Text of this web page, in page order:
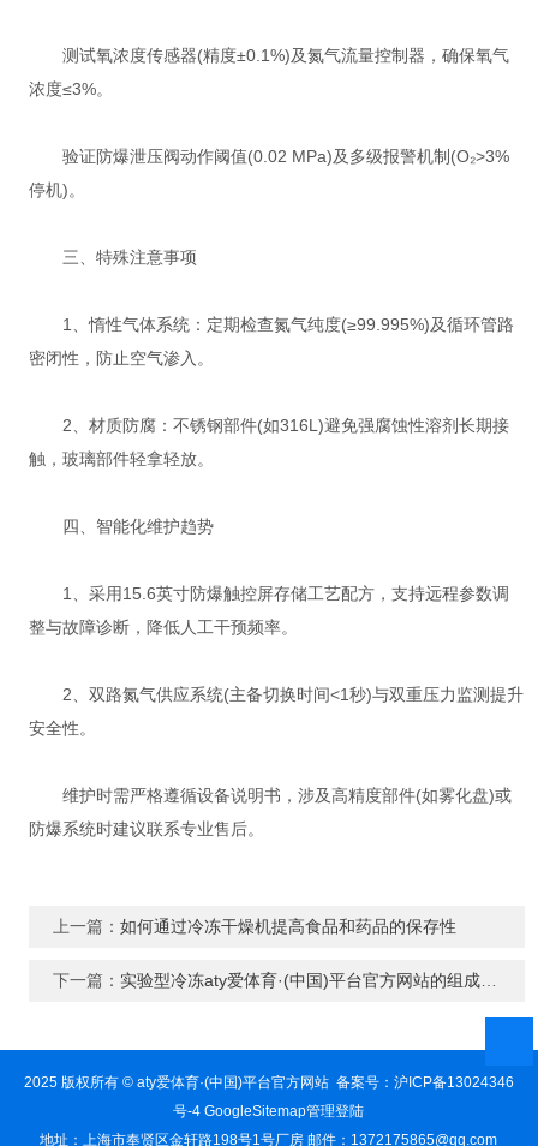
测试氧浓度传感器(精度±0.1%)及氮气流量控制器，确保氧气
浓度≤3%‌。
验证防爆泄压阀动作阈值(0.02 MPa)及多级报警机制(O₂>3%
停机)‌。
三、特殊注意事项
‌1、惰性气体系统‌：定期检查氮气纯度(≥99.995%)及循环管路
密闭性，防止空气渗入‌。
‌2、材质防腐‌：不锈钢部件(如316L)避免强腐蚀性溶剂长期接
触，玻璃部件轻拿轻放‌。
四、智能化维护趋势
1、采用15.6英寸防爆触控屏存储工艺配方，支持远程参数调
整与故障诊断，降低人工干预频率‌。
2、双路氮气供应系统(主备切换时间<1秒)与双重压力监测提升
安全性‌。
维护时需严格遵循设备说明书，涉及高精度部件(如雾化盘)或
防爆系统时建议联系专业售后‌。
上一篇： 如何通过冷冻干燥机提高食品和药品的保存性
下一篇： 实验型冷冻aty爱体育·(中国)平台官方网站的组成结构及作用
2025 版权所有 © aty爱体育·(中国)平台官方网站 备案号： 沪ICP备13024346
号-4 GoogleSitemap管理登陆
地址：上海市奉贤区金轩路198号1号厂房 邮件：1372175865@qq.com